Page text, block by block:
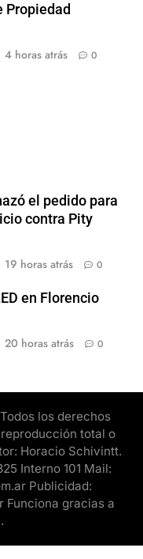
Propiedad
4 horas atrás 0
el pedido para
contra Pity
19 horas atrás 0
en Florencio
20 horas atrás 0
los derechos
total o
Horacio Schivintt.
Interno 101 Mail:
Publicidad:
Funciona gracias a
.